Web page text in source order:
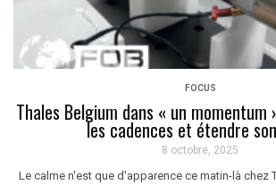
FOCUS
Thales Belgium dans « un
les cadences et étendre
8 octobre, 2025
Le calme n'est que d'apparence ce matin-là chez